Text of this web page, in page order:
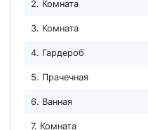
2. Комната
3. Комната
4. Гардероб
5. Прачечная
6. Ванная
7. Комната